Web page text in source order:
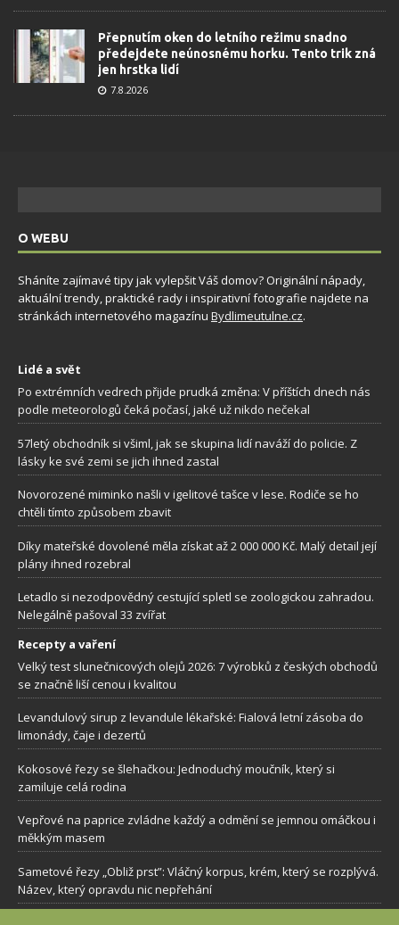
Přepnutím oken do letního režimu snadno
předejdete neúnosnému horku. Tento trik zná
jen hrstka lidí
7.8.2026
O WEBU
Sháníte zajímavé tipy jak vylepšit Váš domov? Originální nápady,
aktuální trendy, praktické rady i inspirativní fotografie najdete na
stránkách internetového magazínu Bydlimeutulne.cz.
Lidé a svět
Po extrémních vedrech přijde prudká změna: V příštích dnech nás
podle meteorologů čeká počasí, jaké už nikdo nečekal
57letý obchodník si všiml, jak se skupina lidí naváží do policie. Z
lásky ke své zemi se jich ihned zastal
Novorozené miminko našli v igelitové tašce v lese. Rodiče se ho
chtěli tímto způsobem zbavit
Díky mateřské dovolené měla získat až 2 000 000 Kč. Malý detail její
plány ihned rozebral
Letadlo si nezodpovědný cestující spletl se zoologickou zahradou.
Nelegálně pašoval 33 zvířat
Recepty a vaření
Velký test slunečnicových olejů 2026: 7 výrobků z českých obchodů
se značně liší cenou i kvalitou
Levandulový sirup z levandule lékařské: Fialová letní zásoba do
limonády, čaje i dezertů
Kokosové řezy se šlehačkou: Jednoduchý moučník, který si
zamiluje celá rodina
Vepřové na paprice zvládne každý a odmění se jemnou omáčkou i
měkkým masem
Sametové řezy „Obliž prst”: Vláčný korpus, krém, který se rozplývá.
Název, který opravdu nic nepřehání